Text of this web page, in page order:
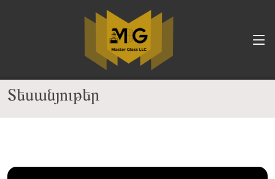
Տեսանյութեր